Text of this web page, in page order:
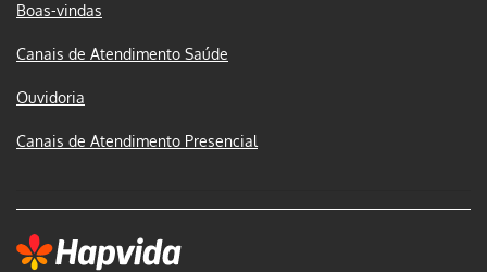
Boas-vindas
Canais de Atendimento Saúde
Ouvidoria
Canais de Atendimento Presencial